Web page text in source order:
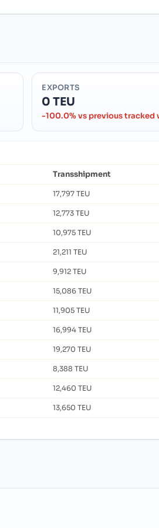
EXPORTS
0 TEU
-100.0% vs previous tracked
Transshipment
17,797 TEU
12,773 TEU
10,975 TEU
21,211 TEU
9,912 TEU
15,086 TEU
11,905 TEU
16,994 TEU
19,270 TEU
8,388 TEU
12,460 TEU
13,650 TEU